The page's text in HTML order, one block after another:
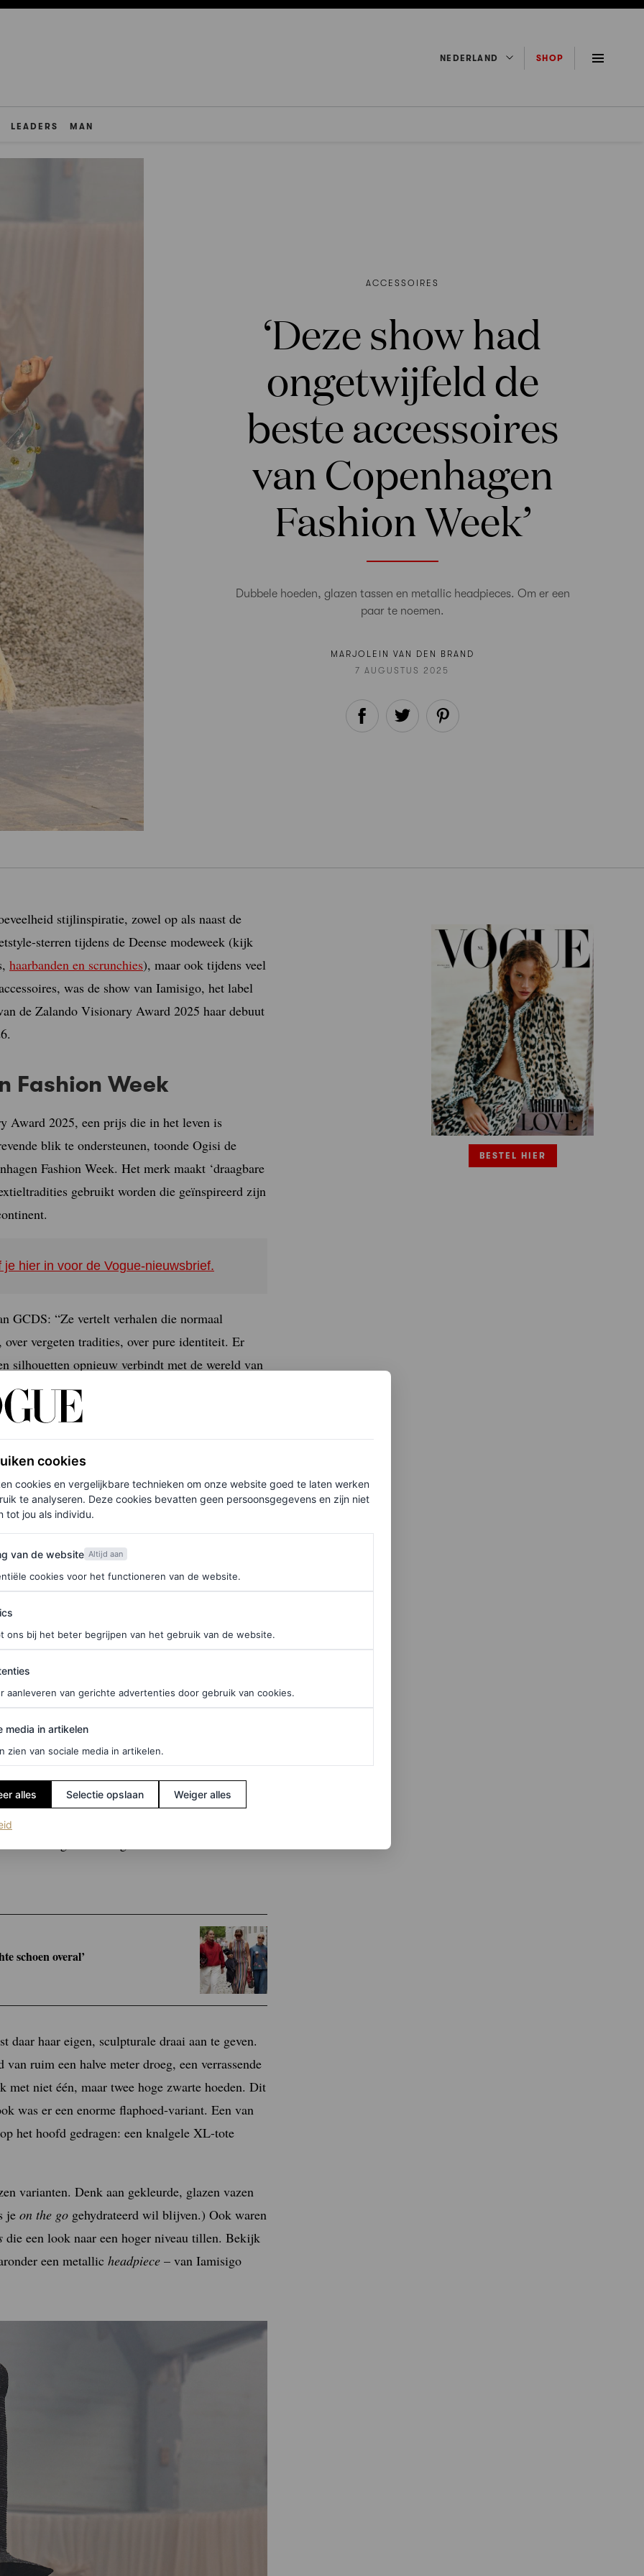
NEDERLAND SHOP
LEADERS MAN
ACCESSOIRES
‘Deze show had
ongetwijfeld de
beste accessoires
van Copenhagen
Fashion Week’
Dubbele hoeden, glazen tassen en metallic headpieces. Om er een
paar te noemen.
MARJOLEIN VAN DEN BRAND
7 AUGUSTUS 2025
stijlinspiratie, zowel op als naast de
sterren tijdens de Deense modeweek (kijk
haarbanden en scrunchies), maar ook tijdens veel
was de show van Iamisigo, het label
de Zalando Visionary Award 2025 haar debuut
Fashion Week
Award 2025, een prijs die in het leven is
blik te ondersteunen, toonde Ogisi de
Fashion Week. Het merk maakt ‘draagbare
gebruikt worden die geïnspireerd zijn
hier in voor de Vogue-nieuwsbrief.
GCDS: “Ze vertelt verhalen die normaal
vergeten tradities, over pure identiteit. Er
silhouetten opnieuw verbindt met de wereld van
over. Het is ongefilterd, emotioneel
tijdens CPHFW
het begin is van een spannende
vertelde Ogisi in januari – nadat ze de
interview lees je in bovenstaand artikel). “Ik
vereisen, maar ik wil dat ze zo draagbaar
aldus de ontwerper.
Ogisi toonde tijdens haar debuutshow in
waarbij materialen als gerecycled plastic,
op de catwalk in kunstatelier Fabrikken:
opengewerkte tops en broeken met franjes
het nog niet eens gehad over de accessoires.
BESTEL HIER
schoen overal’
haar eigen, sculpturale draai aan te geven.
ruim een halve meter droeg, een verrassende
met niet één, maar twee hoge zwarte hoeden. Dit
was er een enorme flaphoed-variant. Een van
het hoofd gedragen: een knalgele XL-tote
varianten. Denk aan gekleurde, glazen vazen
je on the go gehydrateerd wil blijven.) Ook waren
die een look naar een hoger niveau tillen. Bekijk
een metallic headpiece – van Iamisigo
cookies
cookies en vergelijkbare technieken om onze website goed te laten werken
te analyseren. Deze cookies bevatten geen persoonsgegevens en zijn niet
tot jou als individu.
de website
van de website Altijd aan
cookies voor het functioneren van de website.
ons bij het beter begrijpen van het gebruik van de website.
aanleveren van gerichte advertenties door gebruik van cookies.
in artikelen
media in artikelen
zien van sociale media in artikelen.
alles Selectie opslaan Weiger alles